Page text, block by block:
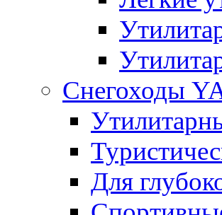
Снегоходы
Для